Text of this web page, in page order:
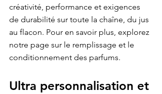
créativité, performance et exigences
de durabilité sur toute la chaîne, du jus
au flacon. Pour en savoir plus, explorez
notre page sur le remplissage et le
conditionnement des parfums.
Ultra personnalisation et